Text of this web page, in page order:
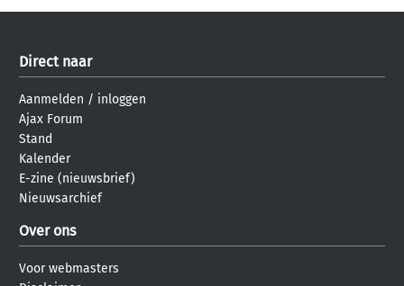
Direct naar
Aanmelden / inloggen
Ajax Forum
Stand
Kalender
E-zine (nieuwsbrief)
Nieuwsarchief
Over ons
Voor webmasters